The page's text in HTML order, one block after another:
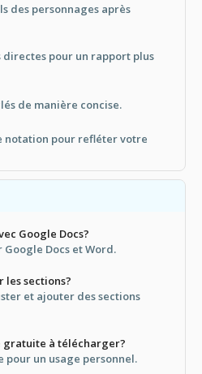
des personnages après
directes pour un rapport plus
de manière concise.
notation pour refléter votre
Google Docs?
Docs et Word.
les sections?
et ajouter des sections
gratuite à télécharger?
pour un usage personnel.